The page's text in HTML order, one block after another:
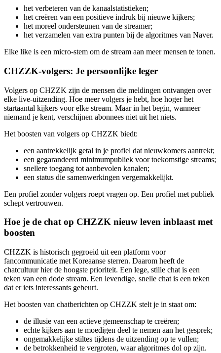
het verbeteren van de kanaalstatistieken;
het creëren van een positieve indruk bij nieuwe kijkers;
het moreel ondersteunen van de streamer;
het verzamelen van extra punten bij de algoritmes van Naver.
Elke like is een micro-stem om de stream aan meer mensen te tonen.
CHZZK-volgers: Je persoonlijke leger
Volgers op CHZZK zijn de mensen die meldingen ontvangen over
elke live-uitzending. Hoe meer volgers je hebt, hoe hoger het
startaantal kijkers voor elke stream. Maar in het begin, wanneer
niemand je kent, verschijnen abonnees niet uit het niets.
Het boosten van volgers op CHZZK biedt:
een aantrekkelijk getal in je profiel dat nieuwkomers aantrekt;
een gegarandeerd minimumpubliek voor toekomstige streams;
snellere toegang tot aanbevolen kanalen;
een status die samenwerkingen vergemakkelijkt.
Een profiel zonder volgers roept vragen op. Een profiel met publiek
schept vertrouwen.
Hoe je de chat op CHZZK nieuw leven inblaast met
boosten
CHZZK is historisch gegroeid uit een platform voor
fancommunicatie met Koreaanse sterren. Daarom heeft de
chatcultuur hier de hoogste prioriteit. Een lege, stille chat is een
teken van een dode stream. Een levendige, snelle chat is een teken
dat er iets interessants gebeurt.
Het boosten van chatberichten op CHZZK stelt je in staat om:
de illusie van een actieve gemeenschap te creëren;
echte kijkers aan te moedigen deel te nemen aan het gesprek;
ongemakkelijke stiltes tijdens de uitzending op te vullen;
de betrokkenheid te vergroten, waar algoritmes dol op zijn.